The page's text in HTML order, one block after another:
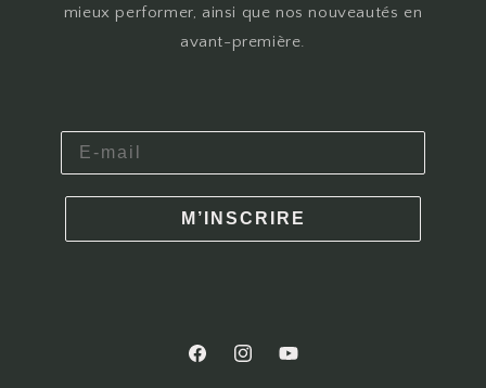
mieux performer, ainsi que nos nouveautés en
avant-première.
M’INSCRIRE
FacebookInstagramYouTube